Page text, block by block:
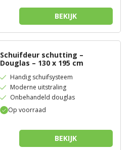
BEKIJK
Op voorraad
Schuifdeur schutting –
Douglas – 130 x 195 cm
Handig schuifsysteem
Moderne uitstraling
Onbehandeld douglas
BEKIJK